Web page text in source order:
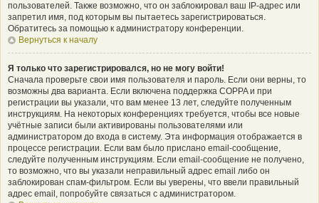
пользователей. Также возможно, что он заблокировал ваш IP-адрес или
запретил имя, под которым вы пытаетесь зарегистрироваться.
Обратитесь за помощью к администратору конференции.
Вернуться к началу
Я только что зарегистрировался, но не могу войти!
Сначала проверьте свои имя пользователя и пароль. Если они верны, то
возможны два варианта. Если включена поддержка COPPA и при
регистрации вы указали, что вам менее 13 лет, следуйте полученным
инструкциям. На некоторых конференциях требуется, чтобы все новые
учётные записи были активированы пользователями или
администратором до входа в систему. Эта информация отображается в
процессе регистрации. Если вам было прислано email-сообщение,
следуйте полученным инструкциям. Если email-сообщение не получено,
то возможно, что вы указали неправильный адрес email либо он
заблокирован спам-фильтром. Если вы уверены, что ввели правильный
адрес email, попробуйте связаться с администратором.